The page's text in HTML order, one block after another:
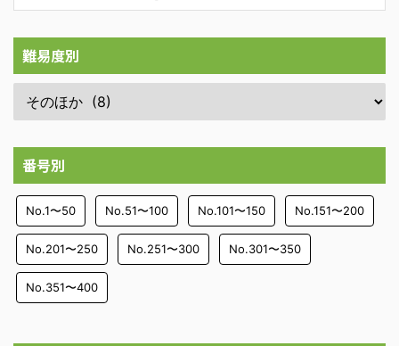
難易度別
番号別
No.1〜50 No.51〜100 No.101〜150 No.151〜200
No.201〜250 No.251〜300 No.301〜350
No.351〜400